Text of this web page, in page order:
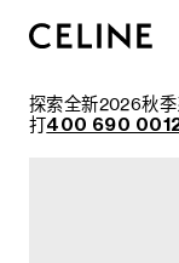
探索全新2026秋
打400 690